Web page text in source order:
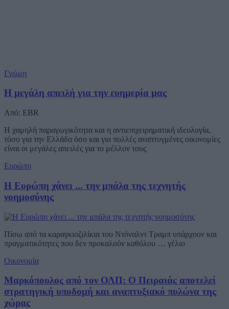
Γνώμη
Η μεγάλη απειλή για την ευημερία μας
Από: EBR
Η χαμηλή παραγωγικότητα και η αντιεπιχειρηματική ιδεολογία,
τόσο για την Ελλάδα όσο και για πολλές αναπτυγμένες οικονομίες
είναι οι μεγάλες απειλές για το μέλλον τους
Ευρώπη
Η Ευρώπη χάνει ... την μπάλα της τεχνητής
νοημοσύνης
Πίσω από τα καραγκιοζιλίκια του Ντόναλντ Τραμπ υπάρχουν και
πραγματικότητες που δεν προκαλούν καθόλου … γέλιο
Οικονομία
Μαρκόπουλος από τον ΟΛΠ: Ο Πειραιάς αποτελεί
στρατηγική υποδομή και αναπτυξιακό πυλώνα της
χώρας